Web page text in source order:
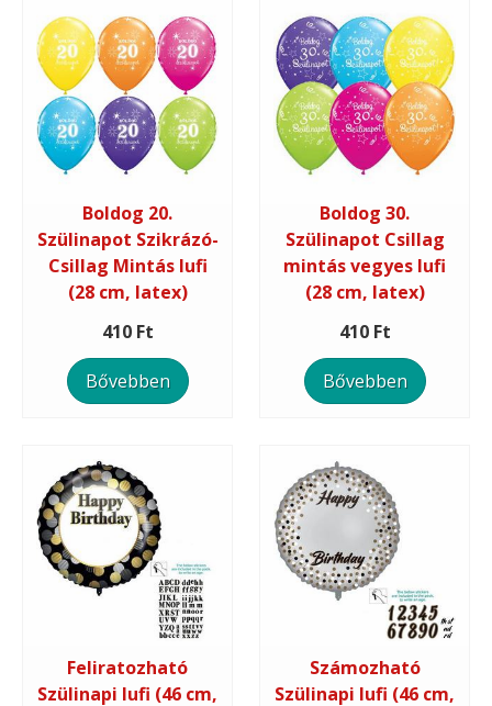
Boldog 20.
Szülinapot Szikrázó-
Csillag Mintás lufi
(28 cm, latex)
410 Ft
Bővebben
Boldog 30.
Szülinapot Csillag
mintás vegyes lufi
(28 cm, latex)
410 Ft
Bővebben
Feliratozható
Szülinapi lufi (46 cm,
Számozható
Szülinapi lufi (46 cm,